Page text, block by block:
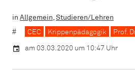
in Allgemein Studieren/Lehren
CEC Krippenpädagogik Prof.
am 03.03.2020 um 10:47 Uhr